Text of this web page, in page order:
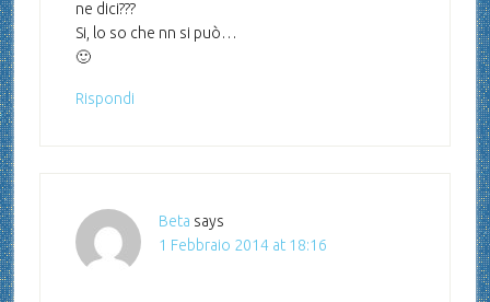
ne dici???
Si, lo so che nn si può…
🙂
Rispondi
Beta says
1 Febbraio 2014 at 18:16